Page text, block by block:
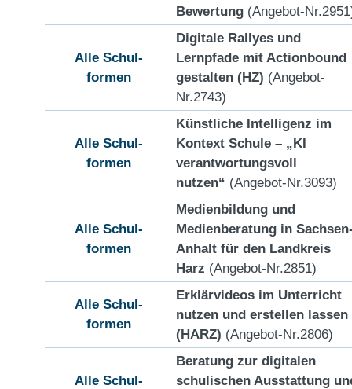
Bewertung (Angebot-
Alle Schul-
formen
Digitale Rallyes und
Lernpfade mit Actionbound
gestalten (HZ) (Angebot-
Nr.2743)
Alle Schul-
formen
Künstliche Intelligenz im
Kontext Schule – „KI
verantwortungsvoll
nutzen“ (Angebot-Nr.3093)
Alle Schul-
formen
Medienbildung und
Medienberatung in
Anhalt für den Landkreis
Harz (Angebot-Nr.2851)
Alle Schul-
formen
Erklärvideos im Unterricht
nutzen und erstellen lassen
(HARZ) (Angebot-Nr.2806)
Alle Schul-
Beratung zur digitalen
schulischen Ausstattung